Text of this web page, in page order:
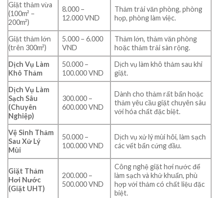
Giặt thảm vừa
(100m² –
200m²)
8.000 –
12.000 VND
Thảm trải văn phòng, phòng
họp, phòng làm việc.
Giặt thảm lớn
(trên 300m²)
5.000 – 6.000
VND
Thảm lớn, thảm văn phòng
hoặc thảm trải sàn rộng.
Dịch Vụ Làm
Khô Thảm
50.000 –
100.000 VND
Dịch vụ làm khô thảm sau khi
giặt.
Dịch Vụ Làm
Sạch Sâu
(Chuyên
Nghiệp)
300.000 –
600.000 VND
Dành cho thảm rất bẩn hoặc
thảm yêu cầu giặt chuyên sâu
với hóa chất đặc biệt.
Vệ Sinh Thảm
Sau Xử Lý
Mùi
50.000 –
100.000 VND
Dịch vụ xử lý mùi hôi, làm sạch
các vết bẩn cứng đầu.
Giặt Thảm
Hơi Nước
(Giặt UHT)
200.000 –
500.000 VND
Công nghệ giặt hơi nước để
làm sạch và khử khuẩn, phù
hợp với thảm có chất liệu đặc
biệt.